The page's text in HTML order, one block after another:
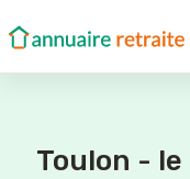
Toulon - le